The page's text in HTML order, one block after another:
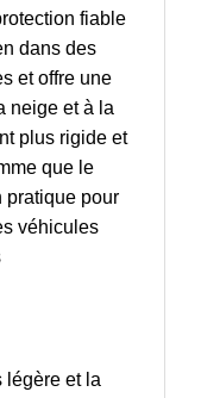
fiable
dans des
et offre une
neige et à la
plus rigide et
que le
pratique pour
véhicules
légère et la